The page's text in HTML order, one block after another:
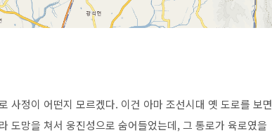
사정이 어떤지 모르겠다. 이건 아마 조선시대 옛 도로를 보면
도망을 쳐서 웅진성으로 숨어들었는데, 그 통로가 육로였을